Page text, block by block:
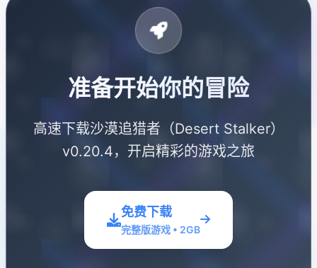
准备开始你的冒险
高速下载沙漠追猎者（Desert Stalker）
v0.20.4，开启精彩的游戏之旅
免费下载
完整版游戏 • 2GB